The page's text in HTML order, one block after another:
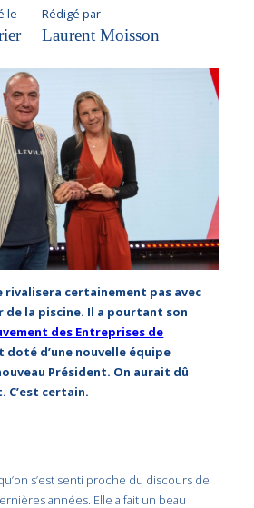
le Rédigé par
Laurent Moisson
rivalisera certainement pas avec
la piscine. Il a pourtant son
des Entreprises de
doté d’une nouvelle équipe
Président. On aurait dû
C’est certain.
s’est senti proche du discours de
années. Elle a fait un beau